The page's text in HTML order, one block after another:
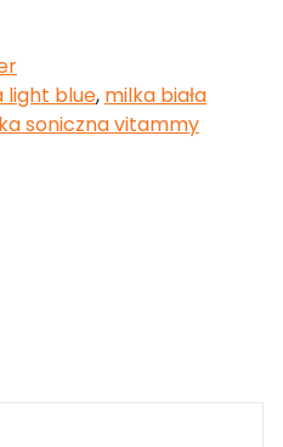
light blue, milka biała
soniczna vitammy